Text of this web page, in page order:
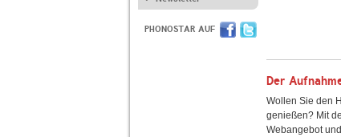
PHONOSTAR AUF
Der
Wollen Sie den
genießen? Mit
Webangebot